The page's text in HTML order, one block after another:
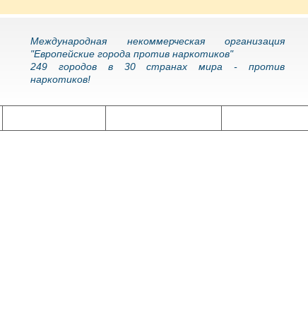
Международная некоммерческая организация
"Европейские города против наркотиков"
249 городов в 30 странах мира - против
наркотиков!